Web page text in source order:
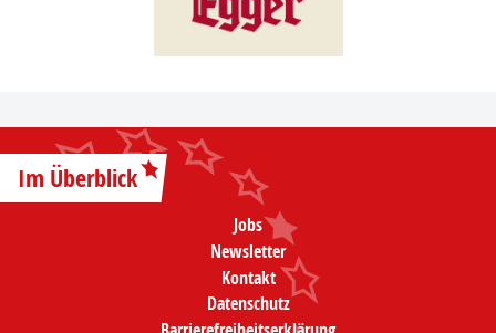
Im Überblick
Jobs
Newsletter
Kontakt
Datenschutz